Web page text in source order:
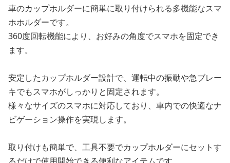
車のカップホルダーに簡単に取り付けられる多機能なスマ
ホホルダーです。
360度回転機能により、お好みの角度でスマホを固定でき
ます。
安定したカップホルダー設計で、運転中の振動や急ブレー
キでもスマホがしっかりと固定されます。
様々なサイズのスマホに対応しており、車内での快適なナ
ビゲーション操作を実現します。
取り付けも簡単で、工具不要でカップホルダーにセットす